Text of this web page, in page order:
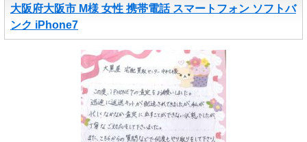
大阪府大阪市 M様 女性 携帯電話 スマートフォン ソフトバ
ンク iPhone7